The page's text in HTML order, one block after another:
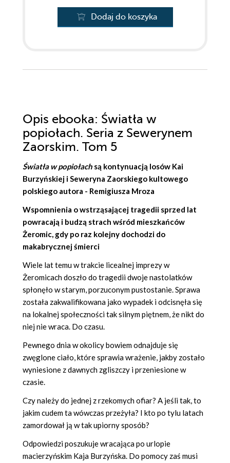
Dodaj do koszyka
Opis ebooka: Światła w
popiołach. Seria z Sewerynem
Zaorskim. Tom 5
Światła w popiołach są kontynuacją losów Kai
Burzyńskiej i Seweryna Zaorskiego kultowego
polskiego autora - Remigiusza Mroza
Wspomnienia o wstrząsającej tragedii sprzed lat
powracają i budzą strach wśród mieszkańców
Żeromic, gdy po raz kolejny dochodzi do
makabrycznej śmierci
Wiele lat temu w trakcie licealnej imprezy w
Żeromicach doszło do tragedii dwoje nastolatków
spłonęło w starym, porzuconym pustostanie. Sprawa
została zakwalifikowana jako wypadek i odcisnęła się
na lokalnej społeczności tak silnym piętnem, że nikt do
niej nie wraca. Do czasu.
Pewnego dnia w okolicy bowiem odnajduje się
zwęglone ciało, które sprawia wrażenie, jakby zostało
wyniesione z dawnych zgliszczy i przeniesione w
czasie.
Czy należy do jednej z rzekomych ofiar? A jeśli tak, to
jakim cudem ta wówczas przeżyła? I kto po tylu latach
zamordował ją w tak upiorny sposób?
Odpowiedzi poszukuje wracająca po urlopie
macierzyńskim Kaja Burzyńska. Do pomocy zaś musi